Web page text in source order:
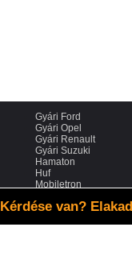
Gyári Ford
Gyári Opel
Gyári Renault
Gyári Suzuki
Hamaton
Huf
Mobiletron
VDO
Kérdése van?